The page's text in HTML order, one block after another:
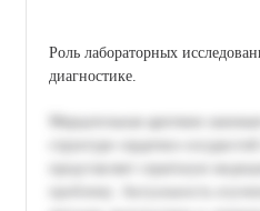
Роль лабораторных
диагностике.